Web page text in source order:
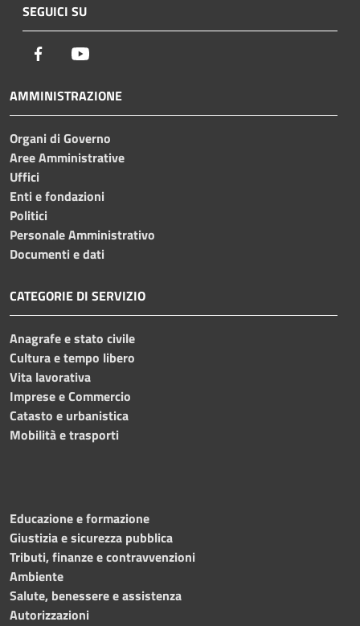
SEGUICI SU
Facebook
AMMINISTRAZIONE
Organi di Governo
Aree Amministrative
Uffici
Enti e fondazioni
Politici
Personale Amministrativo
Documenti e dati
CATEGORIE DI SERVIZIO
Anagrafe e stato civile
Cultura e tempo libero
Vita lavorativa
Imprese e Commercio
Catasto e urbanistica
Mobilità e trasporti
Educazione e formazione
Giustizia e sicurezza pubblica
Tributi, finanze e contravvenzioni
Ambiente
Salute, benessere e assistenza
Autorizzazioni